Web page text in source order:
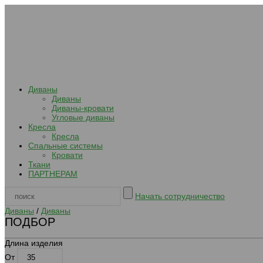
Диваны
Диваны
Диваны-кровати
Угловые диваны
Кресла
Кресла
Спальные системы
Кровати
Ткани
ПАРТНЕРАМ
Начать сотрудничество
Диваны / Диваны
ПОДБОР
Длина изделия
От